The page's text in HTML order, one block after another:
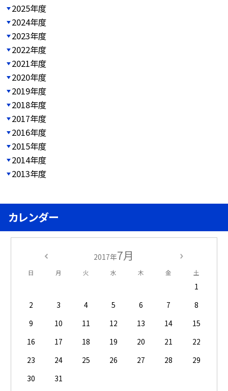
2025年度
2024年度
2023年度
2022年度
2021年度
2020年度
2019年度
2018年度
2017年度
2016年度
2015年度
2014年度
2013年度
カレンダー
2017年7月
日 月 火 水 木 金 土
1
2
3 4 5 6 7
8
9
10 11 12 13 14
15
16
17 18 19 20 21
22
23
24 25 26 27 28
29
30
31